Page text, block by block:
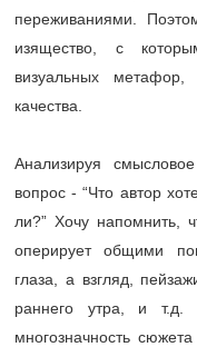
переживаниями.
изящество, с
визуальных
качества.
Анализируя
вопрос - “Что автор
ли?” Хочу напомнить,
оперирует общими
глаза, а взгляд,
раннего утра, и т.д.
многозначность